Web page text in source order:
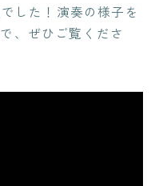
した！演奏の様子を
、ぜひご覧くださ